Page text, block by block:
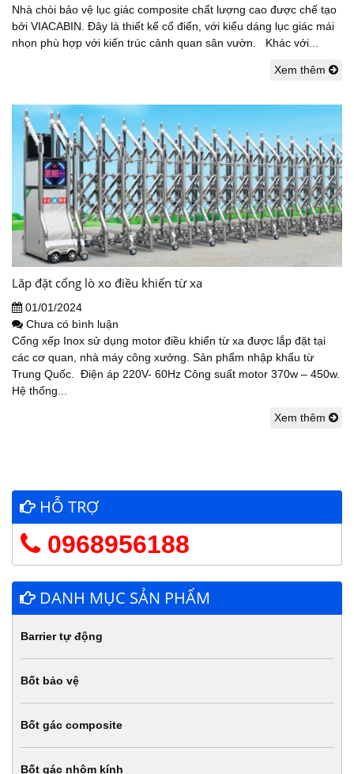
Nhà chòi bảo vệ lục giác composite chất lượng cao được chế tạo
bởi VIACABIN. Đây là thiết kế cổ điển, với kiểu dáng lục giác mái
nhọn phù hợp với kiến trúc cảnh quan sân vườn. Khác với...
Xem thêm
Lăp đặt cổng lò xo điều khiển từ xa
01/01/2024
Chưa có bình luận
Cổng xếp Inox sử dụng motor điều khiển từ xa được lắp đặt tại
các cơ quan, nhà máy công xưởng. Sản phẩm nhập khẩu từ
Trung Quốc. Điện áp 220V- 60Hz Công suất motor 370w – 450w.
Hệ thống...
Xem thêm
HỖ TRỢ
0968956188
DANH MỤC SẢN PHẨM
Barrier tự động
Bốt bảo vệ
Bốt gác composite
Bốt gác nhôm kính